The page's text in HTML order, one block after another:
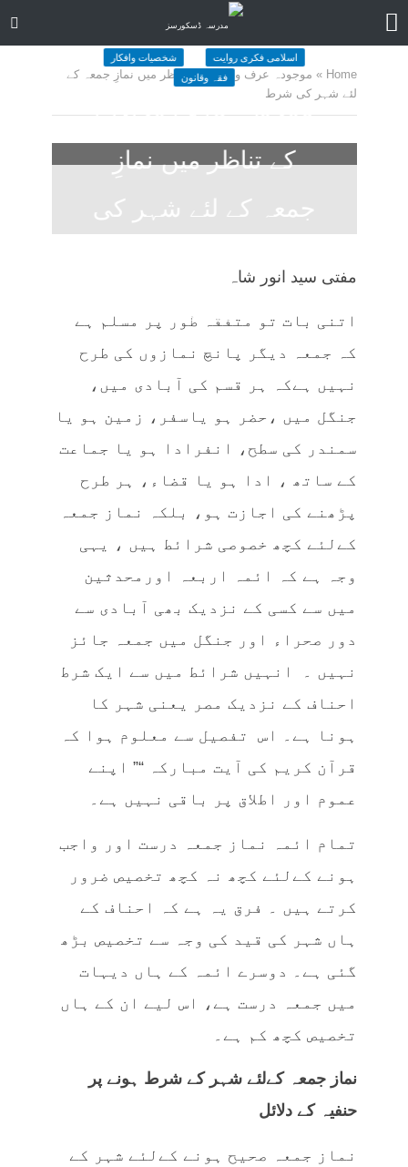
Home
» موجودہ عرف وحالات کے تناظر میں نمازِ جمعہ کے
لئے شہر کی شرط
اسلامی فکری روایت
شخصیات وافکار
فقہ وقانون
موجودہ عرف وحالات
کے تناظر میں نمازِ
جمعہ کے لئے شہر کی
114 منٹ چاہیں
مفتی سید انور شاہ
اتنی بات تو متفقہ طور پر مسلم ہے
کہ جمعہ دیگر پانچ نمازوں کی طرح
نہیں ہےکہ ہر قسم کی آبادی میں،
جنگل میں ،حضر ہو یاسفر، زمین ہو یا
سمندر کی سطح، انفرادا ہو یا جماعت
کے ساتھ ، ادا ہو یا قضاء، ہر طرح
پڑھنے کی اجازت ہو، بلکہ نماز جمعہ
کےلئے کچھ خصوصی شرائط ہیں ، یہی
وجہ ہے کہ ائمہ اربعہ اورمحدثین
میں سے کسی کے نزدیک بھی آبادی سے
دور صحراء اور جنگل میں جمعہ جائز
نہیں ۔ انہیں شرائط میں سے ایک شرط
احناف کے نزدیک مصر یعنی شہر کا
ہونا ہے۔ اس تفصیل سے معلوم ہوا کہ
قرآن کریم کی آیت مبارکہ “” اپنے
عموم اور اطلاق پر باقی نہیں ہے۔
تمام ائمہ نماز جمعہ درست اور واجب
ہونے کےلئے کچھ نہ کچھ تخصیص ضرور
کرتے ہیں ۔ فرق یہ ہے کہ احناف کے
ہاں شہر کی قید کی وجہ سے تخصیص بڑھ
گئی ہے۔ دوسرے ائمہ کے ہاں دیہات
میں جمعہ درست ہے، اس لیے ان کے ہاں
تخصیص کچھ کم ہے۔
نماز جمعہ کےلئے شہر کے شرط ہونے پر
حنفیہ کے دلائل
نماز جمعہ صحیح ہونے کےلئے شہر کے